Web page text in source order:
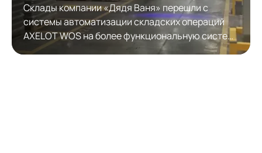
Склады компании «Дядя Ваня» перешли с
системы автоматизации складских операций
AXELOT WOS на более функциональную систему
автоматизации складской логистики AXELOT